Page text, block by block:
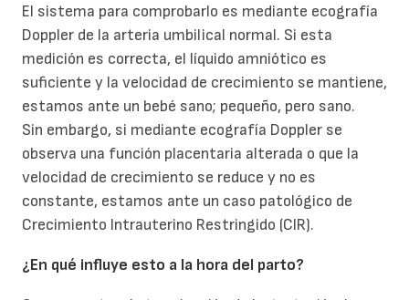
El sistema para comprobarlo es mediante ecografía
Doppler de la arteria umbilical normal. Si esta
medición es correcta, el líquido amniótico es
suficiente y la velocidad de crecimiento se mantiene,
estamos ante un bebé sano; pequeño, pero sano.
Sin embargo, si mediante ecografía Doppler se
observa una función placentaria alterada o que la
velocidad de crecimiento se reduce y no es
constante, estamos ante un caso patológico de
Crecimiento Intrauterino Restringido (CIR).
¿En qué influye esto a la hora del parto?